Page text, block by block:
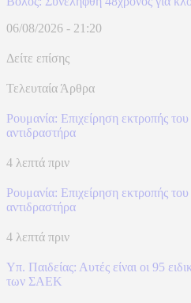
06/08/2026 - 21:20
Δείτε επίσης
Τελευταία Άρθρα
Ρουμανία: Επιχείρηση εκτροπής
αντιδραστήρα
4 λεπτά πριν
Ρουμανία: Επιχείρηση εκτροπής
αντιδραστήρα
4 λεπτά πριν
Υπ. Παιδείας: Αυτές είναι οι 95
των ΣΑΕΚ